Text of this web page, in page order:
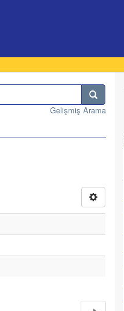
Gelişmiş Arama